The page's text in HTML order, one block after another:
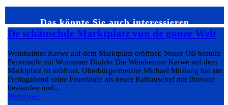
Das könnte Sie auch interessieren…
De schänschde Marktplatz vun de gonze Welt
Weinheimer Kerwe auf dem Marktplatz eröffnet: Neuer OB besteht
Feuertaufe mit Woinemer Dialekt Die Weinheimer Kerwe auf dem
Marktplatz ist eröffnet. Oberbürgermeister Michael Möslang hat am
Freitagabend seine Feuertaufe als neuer Rathauschef mit Bravour
bestanden und...
Weiterlesen